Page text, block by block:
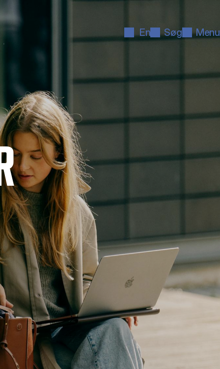
En Søg Menu